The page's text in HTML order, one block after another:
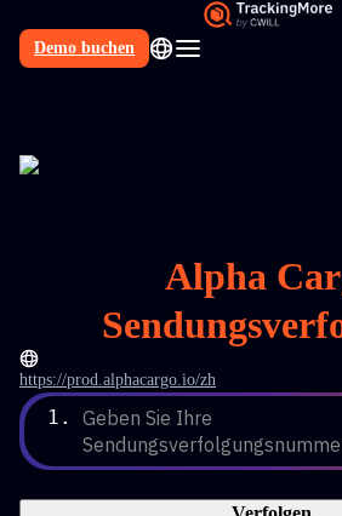
Demo buchen
Alpha
https://prod.alphacargo.io/zh
1.
Geben Sie Ihre